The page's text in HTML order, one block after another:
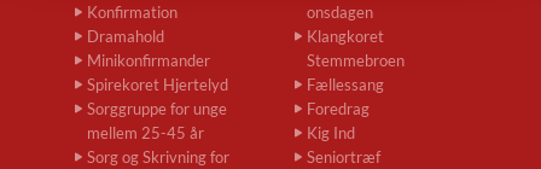
Konfirmation
Dramahold
Minikonfirmander
Spirekoret Hjertelyd
Sorggruppe for unge
mellem 25-45 år
Sorg og Skrivning for
onsdagen
Klangkoret
Stemmebroen
Fællessang
Foredrag
Kig Ind
Seniortræf